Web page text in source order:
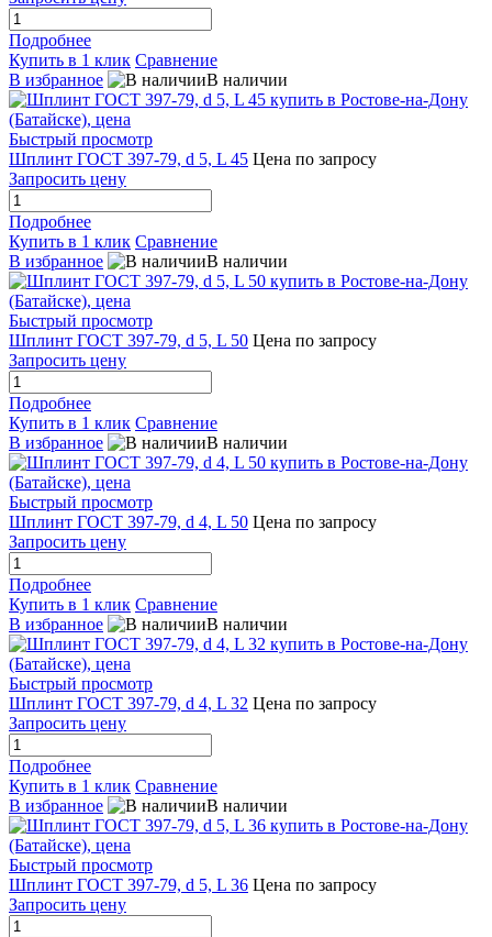
Подробнее
Купить в 1 клик Сравнение
В избранное
В наличии
Быстрый просмотр
Шплинт ГОСТ 397-79, d 5, L 45 Цена по запросу
Запросить цену
Подробнее
Купить в 1 клик Сравнение
В избранное
В наличии
Быстрый просмотр
Шплинт ГОСТ 397-79, d 5, L 50 Цена по запросу
Запросить цену
Подробнее
Купить в 1 клик Сравнение
В избранное
В наличии
Быстрый просмотр
Шплинт ГОСТ 397-79, d 4, L 50 Цена по запросу
Запросить цену
Подробнее
Купить в 1 клик Сравнение
В избранное
В наличии
Быстрый просмотр
Шплинт ГОСТ 397-79, d 4, L 32 Цена по запросу
Запросить цену
Подробнее
Купить в 1 клик Сравнение
В избранное
В наличии
Быстрый просмотр
Шплинт ГОСТ 397-79, d 5, L 36 Цена по запросу
Запросить цену